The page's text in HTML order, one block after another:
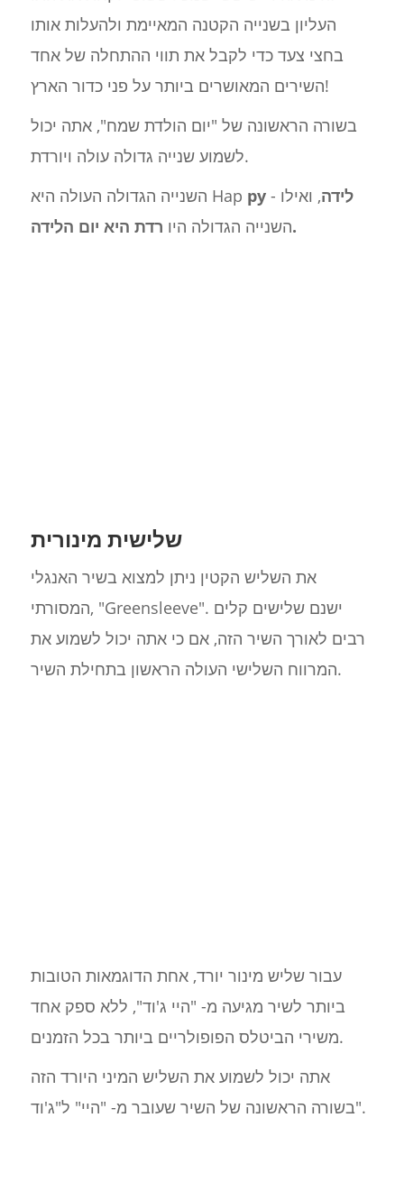
העליון בשנייה הקטנה המאיימת ולהעלות אותו
בחצי צעד כדי לקבל את תווי ההתחלה של אחד
השירים המאושרים ביותר על פני כדור הארץ!
בשורה הראשונה של "יום הולדת שמח", אתה יכול
לשמוע שנייה גדולה עולה ויורדת.
השנייה הגדולה העולה היא Hap py- לידה, ואילו
השנייה הגדולה היורדת היא יום הלידה.
שלישית מינורית
את השליש הקטין ניתן למצוא בשיר האנגלי
המסורתי, "Greensleeve". ישנם שלישים קלים
רבים לאורך השיר הזה, אם כי אתה יכול לשמוע את
המרווח השלישי העולה הראשון בתחילת השיר.
עבור שליש מינור יורד, אחת הדוגמאות הטובות
ביותר לשיר מגיעה מ- "היי ג'וד", ללא ספק אחד
משירי הביטלס הפופולריים ביותר בכל הזמנים.
אתה יכול לשמוע את השליש המיני היורד הזה
בשורה הראשונה של השיר שעובר מ- "היי" ל"ג'וד".